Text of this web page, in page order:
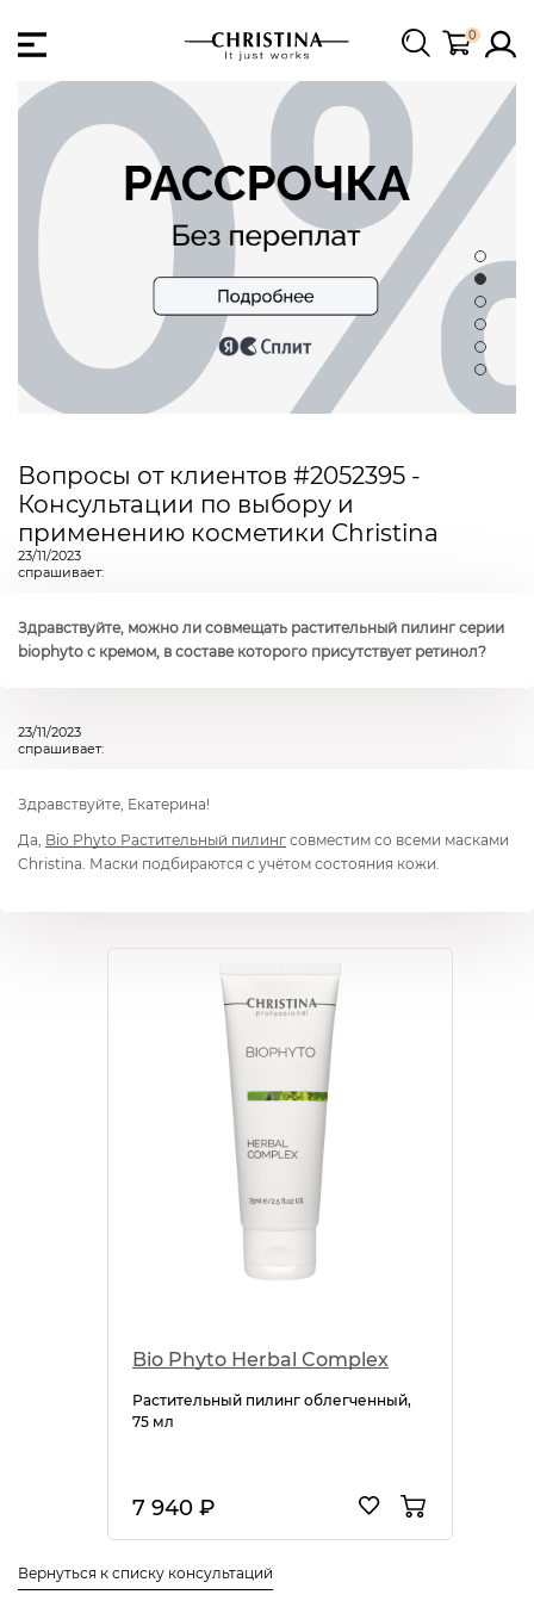
0
Вопросы от клиентов #2052395 -
Консультации по выбору и
применению косметики Christina
23/11/2023
спрашивает:
Здравствуйте, можно ли совмещать растительный пилинг серии
biophyto с кремом, в составе которого присутствует ретинол?
23/11/2023
спрашивает:
Здравствуйте, Екатерина!
Да, Bio Phyto Растительный пилинг совместим со всеми масками
Christina. Маски подбираются с учётом состояния кожи.
Bio Phyto Нerbal Complex
Растительный пилинг облегченный,
75 мл
7 940 ₽
Вернуться к списку консультаций